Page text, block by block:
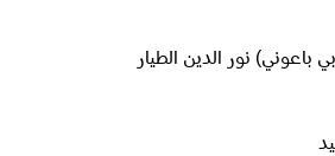
باعوني) نور الدين الطيار